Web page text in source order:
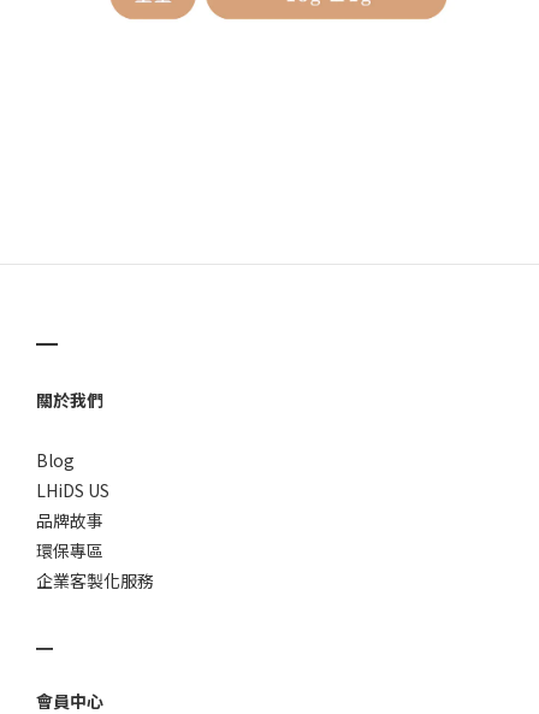
關於我們
Blog
LHiDS US
品牌故事
環保專區
企業客製化服務
會員中心